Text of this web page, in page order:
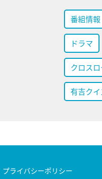
番組情報
ドラマ
クロス
有吉クイ
プライバシーポリシー